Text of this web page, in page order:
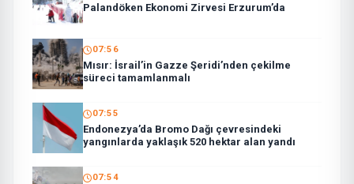
Palandöken Ekonomi Zirvesi Erzurum’da
07:56
Mısır: İsrail’in Gazze Şeridi’nden çekilme
süreci tamamlanmalı
07:55
Endonezya’da Bromo Dağı çevresindeki
yangınlarda yaklaşık 520 hektar alan yandı
07:54